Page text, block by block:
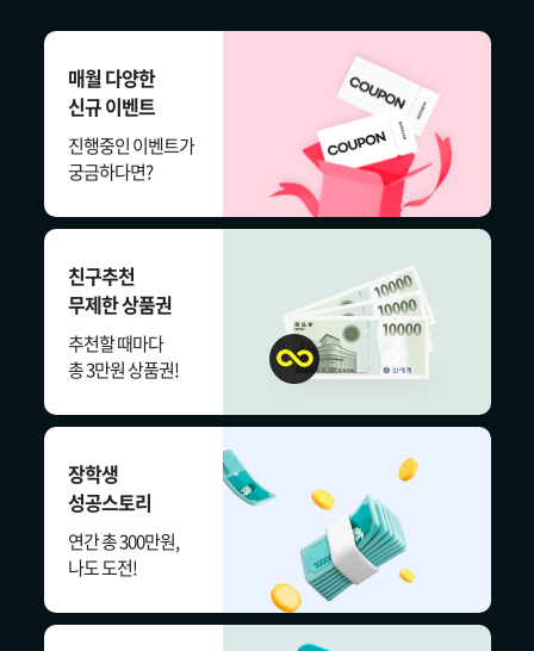
매월 다양한
신규 이벤트
진행중인 이벤트가
궁금하다면?
친구추천
무제한 상품권
추천할 때마다
총 3만원 상품권!
장학생
성공스토리
연간 총 300만원,
나도 도전!